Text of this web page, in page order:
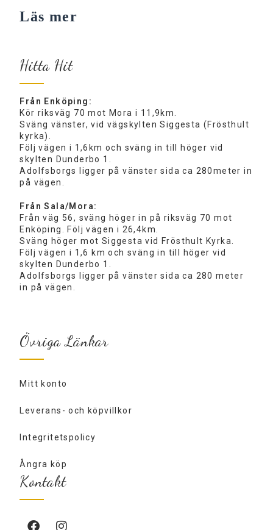
Läs mer
Hitta Hit
Från Enköping:
Kör riksväg 70 mot Mora i 11,9km.
Sväng vänster, vid vägskylten Siggesta (Frösthult
kyrka).
Följ vägen i 1,6km och sväng in till höger vid
skylten Dunderbo 1.
Adolfsborgs ligger på vänster sida ca 280meter in
på vägen.
Från Sala/Mora:
Från väg 56, sväng höger in på riksväg 70 mot
Enköping. Följ vägen i 26,4km.
Sväng höger mot Siggesta vid Frösthult Kyrka.
Följ vägen i 1,6 km och sväng in till höger vid
skylten Dunderbo 1.
Adolfsborgs ligger på vänster sida ca 280 meter
in på vägen.
Övriga Länkar
Mitt konto
Leverans- och köpvillkor
Integritetspolicy
Ångra köp
Kontakt